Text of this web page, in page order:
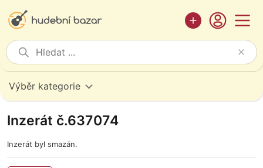
Výběr kategorie
Inzerát č.637074
Inzerát byl smazán.